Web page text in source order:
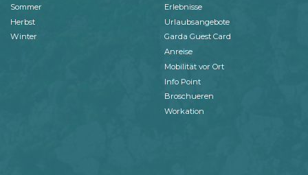
Sommer
Herbst
Winter
Erlebnisse
Urlaubsangebote
Garda Guest Card
Anreise
Mobilität vor Ort
Info Point
Broschueren
Workation